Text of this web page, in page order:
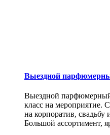
Выездной
Выездной
класс на мероприятие.
на корпоратив, свадьбу
Большой ассортимент,